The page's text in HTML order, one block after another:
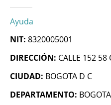
Ayuda
NIT: 8320005001
DIRECCIÓN: CALLE 152 58
CIUDAD: BOGOTA D C
DEPARTAMENTO: BOGOTA